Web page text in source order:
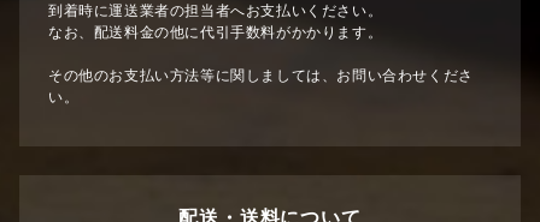
到着時に運送業者の担当者へお支払いください。
なお、配送料金の他に代引手数料がかかります。
その他のお支払い方法等に関しましては、お問い合わせくださ
い。